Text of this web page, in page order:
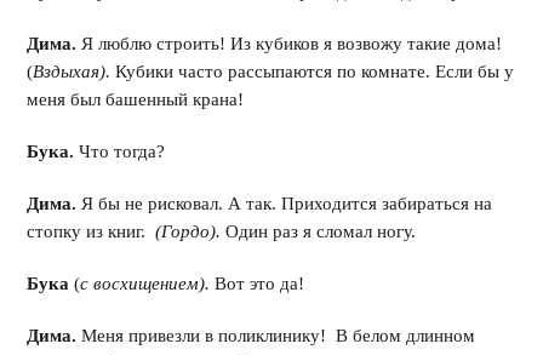
Дима. Я люблю строить! Из кубиков я возвожу такие дома!
(Вздыхая). Кубики часто рассыпаются по комнате. Если бы у
меня был башенный крана!
Бука. Что тогда?
Дима. Я бы не рисковал. А так. Приходится забираться на
стопку из книг.(Гордо). Один раз я сломал ногу.
Бука(с восхищением). Вот это да!
Дима. Меня привезли в поликлинику! В белом длинном